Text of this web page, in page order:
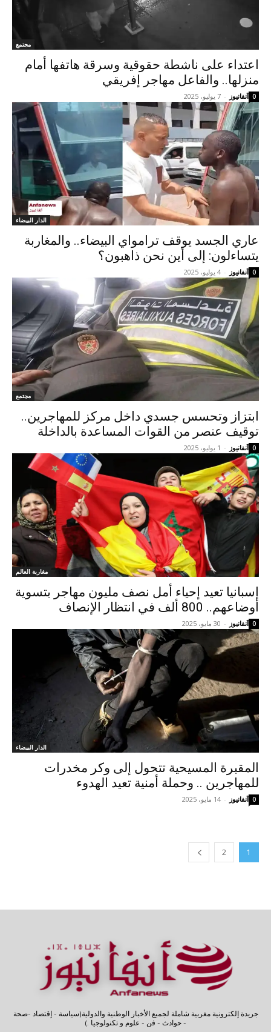
مجتمع
اعتداء على ناشطة حقوقية وسرقة هاتفها أمام
منزلها.. والفاعل مهاجر إفريقي
آنفانيوز - 7 يوليو، 2025 0
الدار البيضاء
عاري الجسد يوقف ترامواي البيضاء.. والمغاربة
يتساءلون: إلى أين نحن ذاهبون؟
آنفانيوز - 4 يوليو، 2025 0
مجتمع
ابتزاز وتحسس جسدي داخل مركز للمهاجرين..
توقيف عنصر من القوات المساعدة بالداخلة
آنفانيوز - 1 يوليو، 2025 0
مغاربة العالم
إسبانيا تعيد إحياء أمل نصف مليون مهاجر بتسوية
أوضاعهم.. 800 ألف في انتظار الإنصاف
آنفانيوز - 30 مايو، 2025 0
الدار البيضاء
المقبرة المسيحية تتحول إلى وكر مخدرات
للمهاجرين .. وحملة أمنية تعيد الهدوء
آنفانيوز - 14 مايو، 2025 0
1
2
جريدة إلكترونية مغربية شاملة لجميع الأخبار الوطنية والدولية(سياسة - إقتصاد -صحة
- حوادث - فن - علوم و تكنولوجيا .)